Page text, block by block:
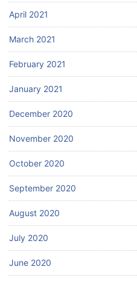
April 2021
March 2021
February 2021
January 2021
December 2020
November 2020
October 2020
September 2020
August 2020
July 2020
June 2020